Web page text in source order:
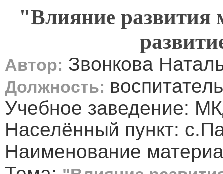
"Влияние развития
Автор: Звонкова
Должность: воспитатель
Учебное заведение:
Населённый пункт:
Наименование